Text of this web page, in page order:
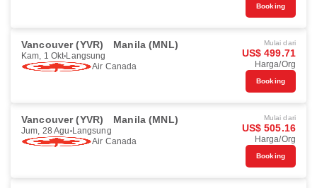
Booking
Vancouver (YVR) Manila (MNL)
Kam, 1 Okt Langsung
Air Canada
Mulai dari
US$ 499.71
Harga/Org
Booking
Vancouver (YVR) Manila (MNL)
Jum, 28 Agu Langsung
Air Canada
Mulai dari
US$ 505.16
Harga/Org
Booking